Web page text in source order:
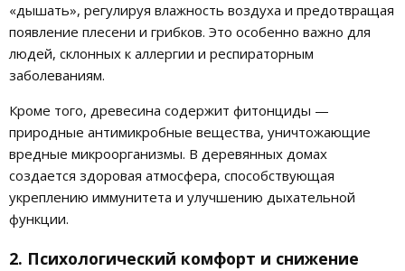
«дышать», регулируя влажность воздуха и предотвращая
появление плесени и грибков. Это особенно важно для
людей, склонных к аллергии и респираторным
заболеваниям.
Кроме того, древесина содержит фитонциды —
природные антимикробные вещества, уничтожающие
вредные микроорганизмы. В деревянных домах
создается здоровая атмосфера, способствующая
укреплению иммунитета и улучшению дыхательной
функции.
2. Психологический комфорт и снижение